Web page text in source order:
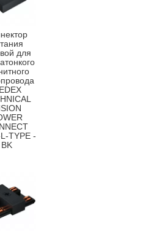
для
TYPE -
BK